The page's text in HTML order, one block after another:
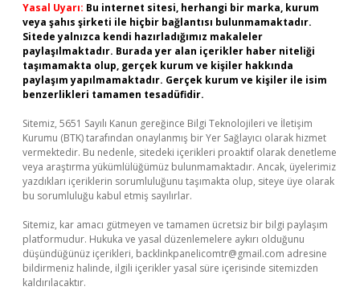
Yasal Uyarı: Bu internet sitesi, herhangi bir marka, kurum
veya şahıs şirketi ile hiçbir bağlantısı bulunmamaktadır.
Sitede yalnızca kendi hazırladığımız makaleler
paylaşılmaktadır. Burada yer alan içerikler haber niteliği
taşımamakta olup, gerçek kurum ve kişiler hakkında
paylaşım yapılmamaktadır. Gerçek kurum ve kişiler ile isim
benzerlikleri tamamen tesadüfidir.
Sitemiz, 5651 Sayılı Kanun gereğince Bilgi Teknolojileri ve İletişim
Kurumu (BTK) tarafından onaylanmış bir Yer Sağlayıcı olarak hizmet
vermektedir. Bu nedenle, sitedeki içerikleri proaktif olarak denetleme
veya araştırma yükümlülüğümüz bulunmamaktadır. Ancak, üyelerimiz
yazdıkları içeriklerin sorumluluğunu taşımakta olup, siteye üye olarak
bu sorumluluğu kabul etmiş sayılırlar.
Sitemiz, kar amacı gütmeyen ve tamamen ücretsiz bir bilgi paylaşım
platformudur. Hukuka ve yasal düzenlemelere aykırı olduğunu
düşündüğünüz içerikleri, backlinkpanelicomtr@gmail.com adresine
bildirmeniz halinde, ilgili içerikler yasal süre içerisinde sitemizden
kaldırılacaktır.